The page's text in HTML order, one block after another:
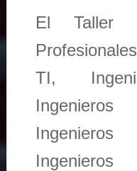
El Taller
TI,